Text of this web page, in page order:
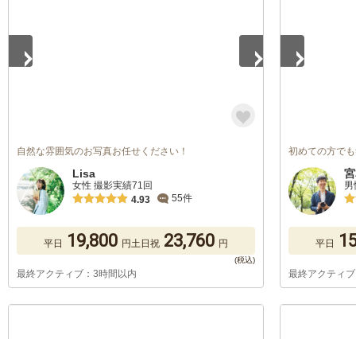
自然な雰囲気のお写真お任せください！
Lisa
女性 撮影実績71回
4.93
55件
平日 19,800 円土日祝 23,760 円
最終アクティブ：3時間以内
初めての方で
平日
最終アクティ